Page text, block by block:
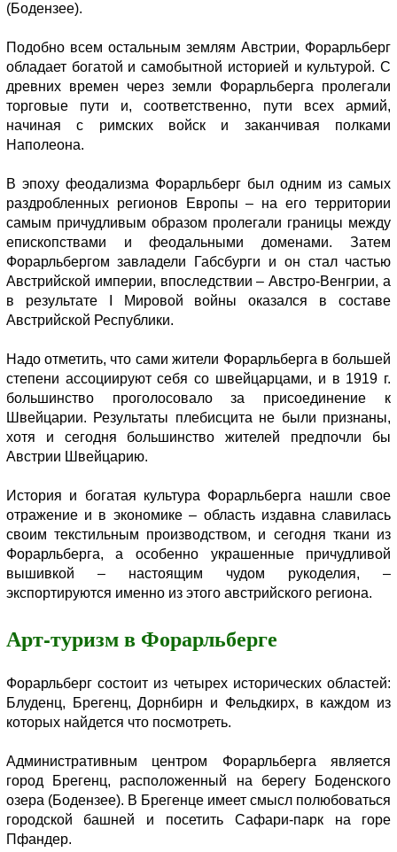
(Бодензее).
Подобно всем остальным землям Австрии, Форарльберг
обладает богатой и самобытной историей и культурой. С
древних времен через земли Форарльберга пролегали
торговые пути и, соответственно, пути всех армий,
начиная с римских войск и заканчивая полками
Наполеона.
В эпоху феодализма Форарльберг был одним из самых
раздробленных регионов Европы – на его территории
самым причудливым образом пролегали границы между
епископствами и феодальными доменами. Затем
Форарльбергом завладели Габсбурги и он стал частью
Австрийской империи, впоследствии – Австро-Венгрии, а
в результате I Мировой войны оказался в составе
Австрийской Республики.
Надо отметить, что сами жители Форарльберга в большей
степени ассоциируют себя со швейцарцами, и в 1919 г.
большинство проголосовало за присоединение к
Швейцарии. Результаты плебисцита не были признаны,
хотя и сегодня большинство жителей предпочли бы
Австрии Швейцарию.
История и богатая культура Форарльберга нашли свое
отражение и в экономике – область издавна славилась
своим текстильным производством, и сегодня ткани из
Форарльберга, а особенно украшенные причудливой
вышивкой – настоящим чудом рукоделия, –
экспортируются именно из этого австрийского региона.
Арт-туризм в Форарльберге
Форарльберг состоит из четырех исторических областей:
Блуденц, Брегенц, Дорнбирн и Фельдкирх, в каждом из
которых найдется что посмотреть.
Административным центром Форарльберга является
город Брегенц, расположенный на берегу Боденского
озера (Бодензее). В Брегенце имеет смысл полюбоваться
городской башней и посетить Сафари-парк на горе
Пфандер.